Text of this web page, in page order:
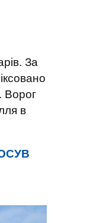
За
Ворог
в
ОСУВ